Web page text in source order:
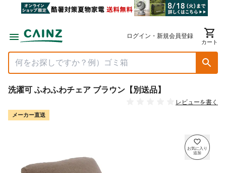
ログイン・新規会員登録
カート
洗濯可 ふわふわチェア ブラウン【別送品】
レビューを書く
メーカー直送